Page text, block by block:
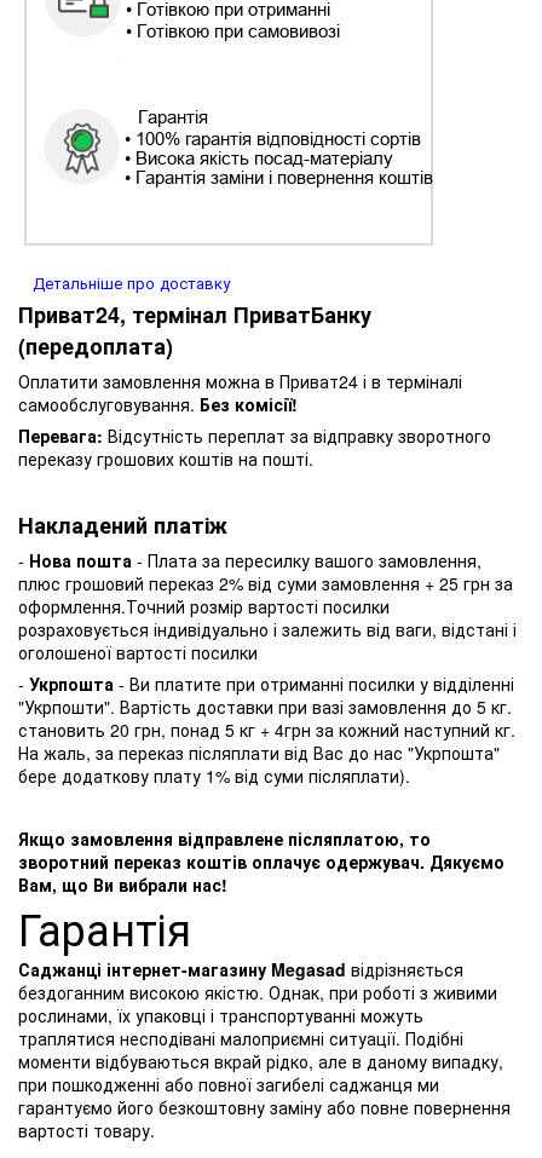
Детальніше про доставку
Приват24, термінал ПриватБанку
(передоплата)
Оплатити замовлення можна в Приват24 і в терміналі
самообслуговування. Без комісії!
Перевага: Відсутність переплат за відправку зворотного
переказу грошових коштів на пошті.
Накладений платіж
- Нова пошта - Плата за пересилку вашого замовлення,
плюс грошовий переказ 2% від суми замовлення + 25 грн за
оформлення.Точний розмір вартості посилки
розраховується індивідуально і залежить від ваги, відстані і
оголошеної вартості посилки
- Укрпошта - Ви платите при отриманні посилки у відділенні
"Укрпошти". Вартість доставки при вазі замовлення до 5 кг.
становить 20 грн, понад 5 кг + 4грн за кожний наступний кг.
На жаль, за переказ післяплати від Вас до нас "Укрпошта"
бере додаткову плату 1% від суми післяплати).
Якщо замовлення відправлене післяплатою, то
зворотний переказ коштів оплачує одержувач. Дякуємо
Вам, що Ви вибрали нас!
Гарантія
Саджанці інтернет-магазину Megasad відрізняється
бездоганним високою якістю. Однак, при роботі з живими
рослинами, їх упаковці і транспортуванні можуть
траплятися несподівані малоприємні ситуації. Подібні
моменти відбуваються вкрай рідко, але в даному випадку,
при пошкодженні або повної загибелі саджанця ми
гарантуємо його безкоштовну заміну або повне повернення
вартості товару.